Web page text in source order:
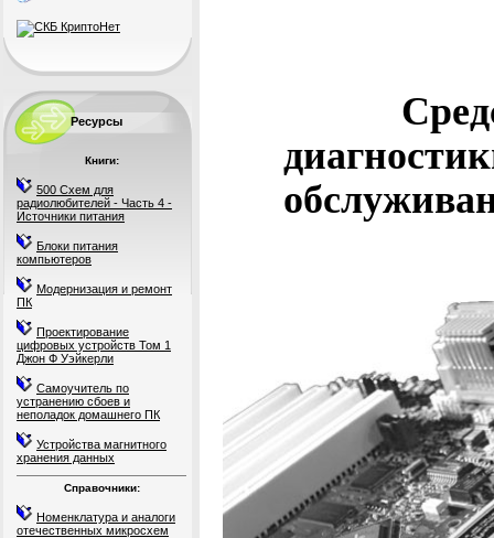
Ресурсы
Книги:
500 Схем для
радиолюбителей - Часть 4 -
Источники питания
Блоки питания
компьютеров
Модернизация и ремонт
ПК
Проектирование
цифровых устройств Том 1
Джон Ф Уэйкерли
Самоучитель по
устранению сбоев и
неполадок домашнего ПК
Устройства магнитного
хранения данных
Справочники:
Номенклатура и аналоги
отечественных микросхем